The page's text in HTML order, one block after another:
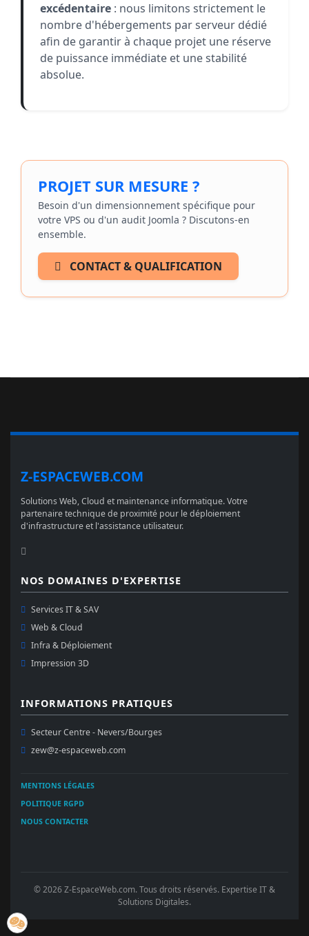
excédentaire : nous limitons strictement le
nombre d'hébergements par serveur dédié
afin de garantir à chaque projet une réserve
de puissance immédiate et une stabilité
absolue.
PROJET SUR MESURE ?
Besoin d'un dimensionnement spécifique pour
votre VPS ou d'un audit Joomla ? Discutons-en
ensemble.
CONTACT & QUALIFICATION
Z-ESPACEWEB.COM
Solutions Web, Cloud et maintenance informatique. Votre
partenaire technique de proximité pour le déploiement
d'infrastructure et l'assistance utilisateur.
NOS DOMAINES D'EXPERTISE
Services IT & SAV
Web & Cloud
Infra & Déploiement
Impression 3D
INFORMATIONS PRATIQUES
Secteur Centre - Nevers/Bourges
zew@z-espaceweb.com
MENTIONS LÉGALES
POLITIQUE RGPD
NOUS CONTACTER
© 2026 Z-EspaceWeb.com. Tous droits réservés. Expertise IT &
Solutions Digitales.